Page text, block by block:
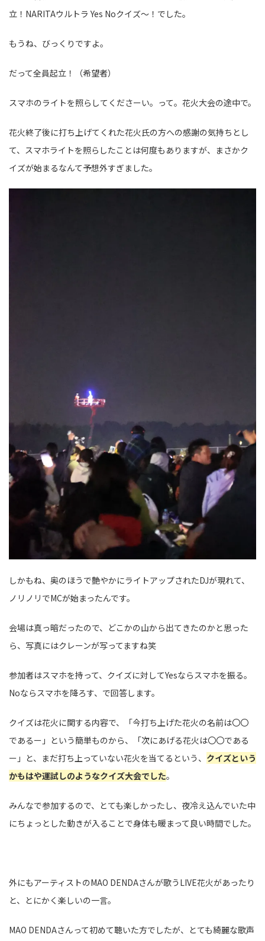
立！NARITAウルトラ Yes Noクイズ～！でした。
もうね、びっくりですよ。
だって全員起立！（希望者）
スマホのライトを照らしてくださーい。って。花火大会の途中で。
花火終了後に打ち上げてくれた花火氏の方への感謝の気持ちとし
て、スマホライトを照らしたことは何度もありますが、まさかク
イズが始まるなんて予想外すぎました。
しかもね、奥のほうで艶やかにライトアップされたDJが現れて、
ノリノリでMCが始まったんです。
会場は真っ暗だったので、どこかの山から出てきたのかと思った
ら、写真にはクレーンが写ってますね笑
参加者はスマホを持って、クイズに対してYesならスマホを振る。
Noならスマホを降ろす、で回答します。
クイズは花火に関する内容で、「今打ち上げた花火の名前は〇〇
であるー」という簡単ものから、「次にあげる花火は〇〇である
ー」と、まだ打ち上っていない花火を当てるという、 クイズという
かもはや運試しのようなクイズ大会でした。
みんなで参加するので、とても楽しかったし、夜冷え込んでいた中
にちょっとした動きが入ることで身体も暖まって良い時間でした。
外にもアーティストのMAO DENDAさんが歌うLIVE花火があったり
と、とにかく楽しいの一言。
MAO DENDAさんって初めて聴いた方でしたが、とても綺麗な歌声